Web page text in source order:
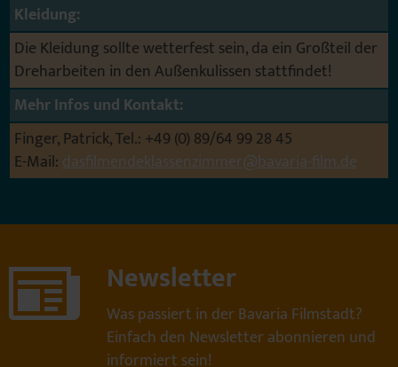
Kleidung:
Die Kleidung sollte wetterfest sein, da ein Großteil der
Dreharbeiten in den Außenkulissen stattfindet!
Mehr Infos und Kontakt:
Finger, Patrick, Tel.: +49 (0) 89/64 99 28 45
E-Mail:dasfilmendeklassenzimmer@bavaria-film.de
 Newsletter
Was passiert in der Bavaria Filmstadt?
Einfach den Newsletter abonnieren und
informiert sein!